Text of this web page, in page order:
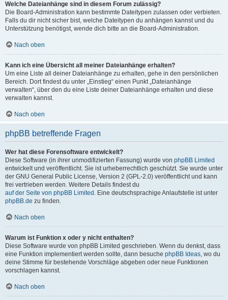
Welche Dateianhänge sind in diesem Forum zulässig?
Die Board-Administration kann bestimmte Dateitypen zulassen oder verbieten.
Falls du dir nicht sicher bist, welche Dateitypen du anhängen kannst und du
Unterstützung benötigst, wende dich bitte an die Board-Administration.
Nach oben
Kann ich eine Übersicht all meiner Dateianhänge erhalten?
Um eine Liste all deiner Dateianhänge zu erhalten, gehe in den persönlichen
Bereich. Dort findest du unter „Einstieg“ einen Punkt „Dateianhänge
verwalten“, über den du eine Liste deiner Dateianhänge erhalten und diese
verwalten kannst.
Nach oben
phpBB betreffende Fragen
Wer hat diese Forensoftware entwickelt?
Diese Software (in ihrer unmodifizierten Fassung) wurde von phpBB Limited
entwickelt und veröffentlicht. Sie ist urheberrechtlich geschützt. Sie wurde unter
der GNU General Public License, Version 2 (GPL-2.0) veröffentlicht und kann
frei vertrieben werden. Weitere Details findest du
auf der Seite von phpBB Limited . Eine deutschsprachige Anlaufstelle ist unter
phpBB.de zu finden.
Nach oben
Warum ist Funktion x oder y nicht enthalten?
Diese Software wurde von phpBB Limited geschrieben. Wenn du denkst, dass
eine Funktion implementiert werden sollte, dann besuche phpBB Ideas, wo du
deine Stimme für bestehende Vorschläge abgeben oder neue Funktionen
vorschlagen kannst.
Nach oben